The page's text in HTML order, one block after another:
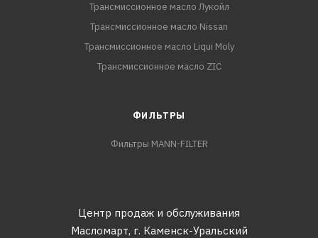
Трансмиссионное масло Лукойл
Трансмиссионное масло Nissan
Трансмиссионное масло Liqui Moly
Трансмиссионное масло ZIC
ФИЛЬТРЫ
Фильтры MANN-FILTER
Центр продаж и обслуживания
Масломарт, г. Каменск-Уральский